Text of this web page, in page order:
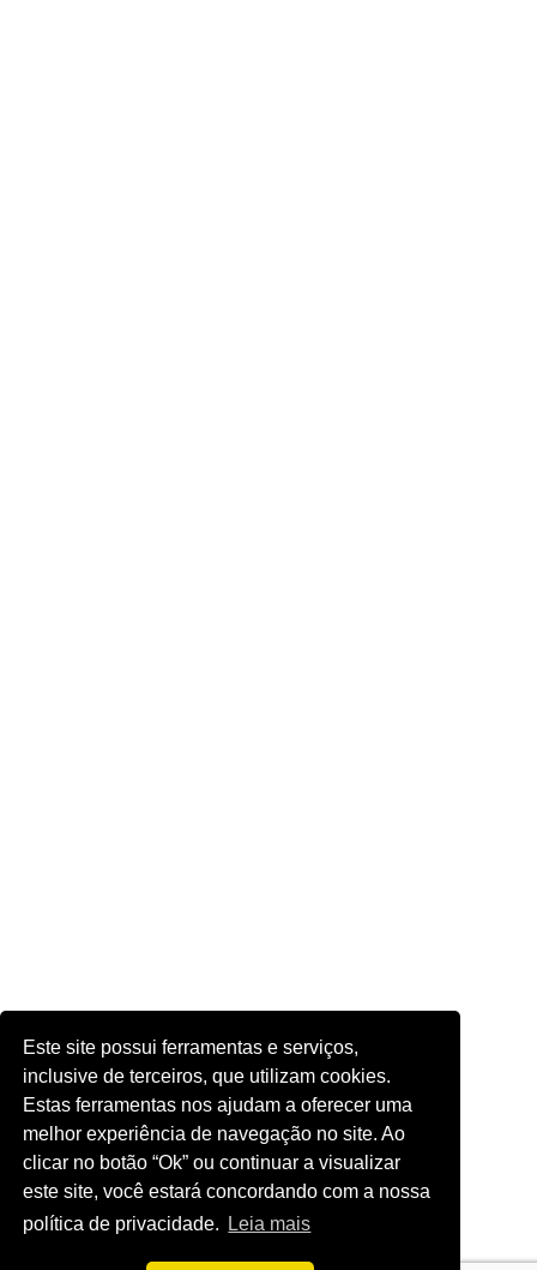
Este site possui ferramentas e serviços,
inclusive de terceiros, que utilizam cookies.
Estas ferramentas nos ajudam a oferecer uma
melhor experiência de navegação no site. Ao
clicar no botão “Ok” ou continuar a visualizar
este site, você estará concordando com a nossa
política de privacidade.
Leia mais